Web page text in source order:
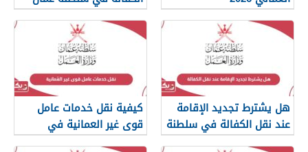
هل يشترط تجديد الإقامة
عند نقل الكفالة في سلطنة
عمان؟
كيفية نقل خدمات عامل
قوى غير العمانية في
سلطنة عمان